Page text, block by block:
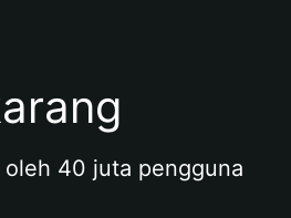
40 juta pengguna